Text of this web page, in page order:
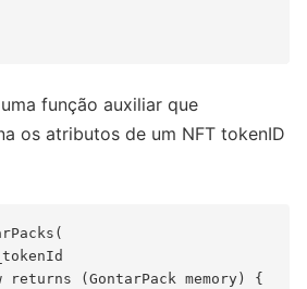
função auxiliar que
os atributos de um NFT tokenID
returns (GontarPack memory) {